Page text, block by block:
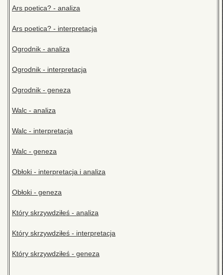
Ars poetica? - analiza
Ars poetica? - interpretacja
Ogrodnik - analiza
Ogrodnik - interpretacja
Ogrodnik - geneza
Walc - analiza
Walc - interpretacja
Walc - geneza
Obłoki - interpretacja i analiza
Obłoki - geneza
Który skrzywdziłeś - analiza
Który skrzywdziłeś - interpretacja
Który skrzywdziłeś - geneza